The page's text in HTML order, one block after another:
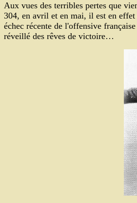
Aux vues des terribles pertes que
304, en avril et en mai, il est en
échec récente de l'offensive
réveillé des rêves de victoire…